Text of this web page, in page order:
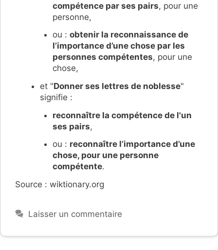
compétence par ses pairs, pour une
personne,
ou : obtenir la reconnaissance de
l’importance d’une chose par les
personnes compétentes, pour une
chose,
et "Donner ses lettres de noblesse"
signifie :
reconnaître la compétence de l'un
ses pairs,
ou : reconnaître l’importance d’une
chose, pour une personne
compétente.
Source : wiktionary.org
Laisser un commentaire